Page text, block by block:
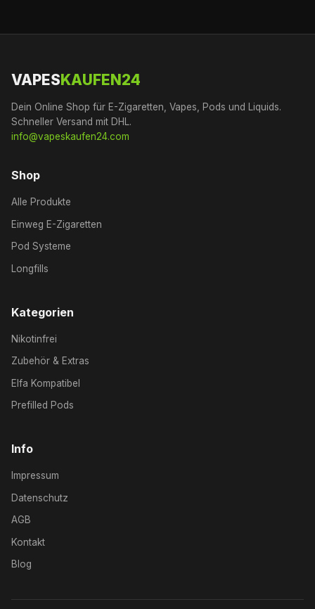
VAPES KAUFEN24
Dein Online Shop für E-Zigaretten, Vapes, Pods und Liquids.
Schneller Versand mit DHL.
info@vapeskaufen24.com
Shop
Alle Produkte
Einweg E-Zigaretten
Pod Systeme
Longfills
Kategorien
Nikotinfrei
Zubehör & Extras
Elfa Kompatibel
Prefilled Pods
Info
Impressum
Datenschutz
AGB
Kontakt
Blog